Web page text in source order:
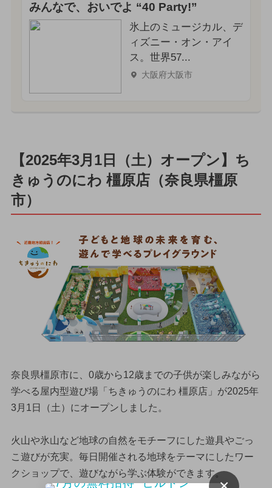
みんなで、おいでよ “40 Party!”
氷上のミュージカル、デ
ィズニー・オン・アイ
ス。世界57...
大阪府大阪市
【2025年3月1日（土）オープン】ち
きゅうのにわ 橿原店（奈良県橿原
市）
奈良県橿原市に、0歳から12歳までの子供が楽しみながら
学べる屋内型遊び場「ちきゅうのにわ 橿原店」が2025年
3月1日（土）にオープンしました。
火山や氷山など地球の自然をモチーフにした遊具やごっ
こ遊びが充実。毎日開催される地球をテーマにしたワー
クショップで、遊びながら学ぶ体験ができます。